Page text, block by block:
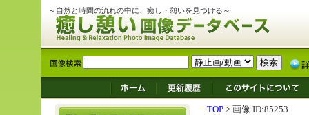
～自然と時間の流れの中に、癒し・憩いを見つける～
TOP > 画像 ID:85253